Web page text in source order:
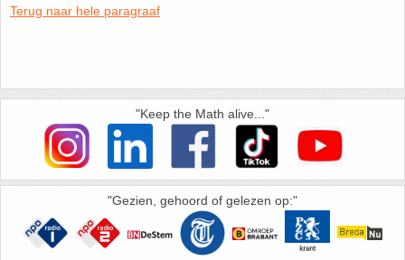
Terug naar hele paragraaf
"Keep the Math alive..."
"Gezien, gehoord of gelezen op:"
HAVO 5B - Hoofdstuk 10 - Meetkundige
VWO
(Nog geen toetsen)
19. Omtrek cirkel
20. Oppervlakte cilinder
21. Oppervlakte cirkel
22. Oppervlakte driehoek